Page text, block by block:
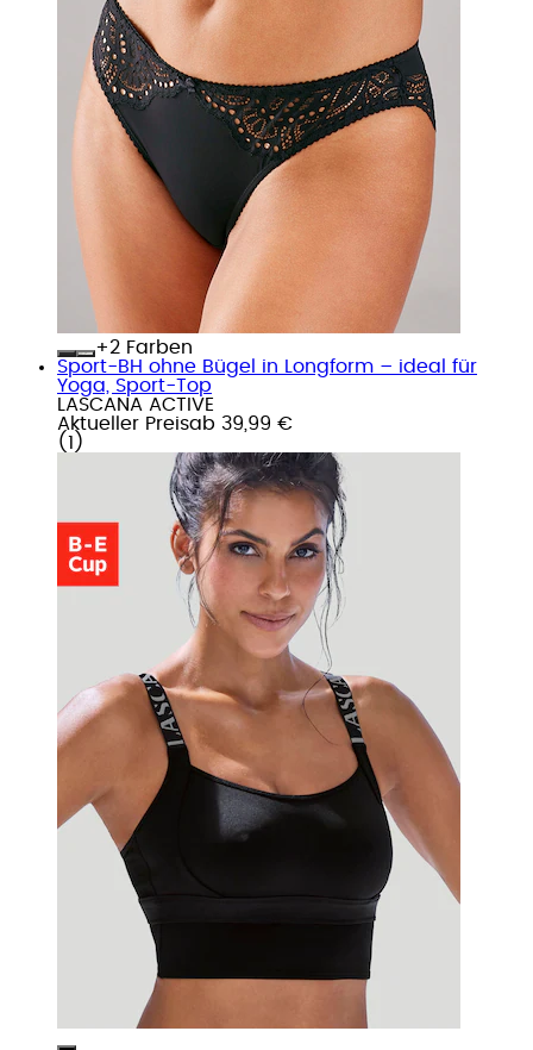
+
Farben
Sport-BH ohne Bügel in Longform – ideal für
Yoga, Sport-Top
LASCANA ACTIVE
Aktueller Preisab 39,99 €
( 1 )